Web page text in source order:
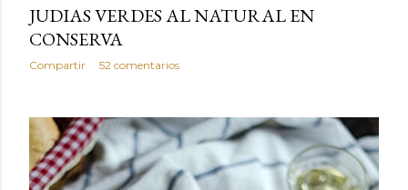
JUDIAS VERDES AL NATURAL EN
CONSERVA
Compartir 52 comentarios